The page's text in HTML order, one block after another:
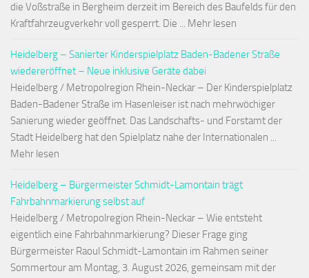
die Voßstraße in Bergheim derzeit im Bereich des Baufelds für den
Kraftfahrzeugverkehr voll gesperrt. Die ... Mehr lesen
Heidelberg – Sanierter Kinderspielplatz Baden-Badener Straße
wiedereröffnet – Neue inklusive Geräte dabei
Heidelberg / Metropolregion Rhein-Neckar – Der Kinderspielplatz
Baden-Badener Straße im Hasenleiser ist nach mehrwöchiger
Sanierung wieder geöffnet. Das Landschafts- und Forstamt der
Stadt Heidelberg hat den Spielplatz nahe der Internationalen ...
Mehr lesen
Heidelberg – Bürgermeister Schmidt-Lamontain trägt
Fahrbahnmarkierung selbst auf
Heidelberg / Metropolregion Rhein-Neckar – Wie entsteht
eigentlich eine Fahrbahnmarkierung? Dieser Frage ging
Bürgermeister Raoul Schmidt-Lamontain im Rahmen seiner
Sommertour am Montag, 3. August 2026, gemeinsam mit der